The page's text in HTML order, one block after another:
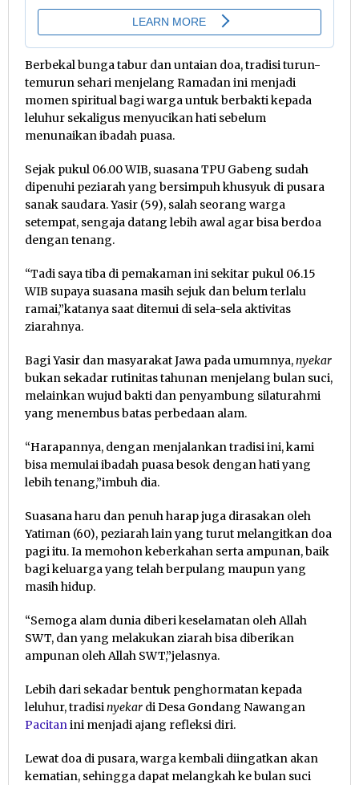
Berbekal bunga tabur dan untaian doa, tradisi turun-
temurun sehari menjelang Ramadan ini menjadi
momen spiritual bagi warga untuk berbakti kepada
leluhur sekaligus menyucikan hati sebelum
menunaikan ibadah puasa.
Sejak pukul 06.00 WIB, suasana TPU Gabeng sudah
dipenuhi peziarah yang bersimpuh khusyuk di pusara
sanak saudara. Yasir (59), salah seorang warga
setempat, sengaja datang lebih awal agar bisa berdoa
dengan tenang.
“Tadi saya tiba di pemakaman ini sekitar pukul 06.15
WIB supaya suasana masih sejuk dan belum terlalu
ramai,”katanya saat ditemui di sela-sela aktivitas
ziarahnya.
Bagi Yasir dan masyarakat Jawa pada umumnya,nyekar
bukan sekadar rutinitas tahunan menjelang bulan suci,
melainkan wujud bakti dan penyambung silaturahmi
yang menembus batas perbedaan alam.
“Harapannya, dengan menjalankan tradisi ini, kami
bisa memulai ibadah puasa besok dengan hati yang
lebih tenang,”imbuh dia.
Suasana haru dan penuh harap juga dirasakan oleh
Yatiman (60), peziarah lain yang turut melangitkan doa
pagi itu. Ia memohon keberkahan serta ampunan, baik
bagi keluarga yang telah berpulang maupun yang
masih hidup.
“Semoga alam dunia diberi keselamatan oleh Allah
SWT, dan yang melakukan ziarah bisa diberikan
ampunan oleh Allah SWT,”jelasnya.
Lebih dari sekadar bentuk penghormatan kepada
leluhur, tradisinyekar di Desa Gondang Nawangan
Pacitanini menjadi ajang refleksi diri.
Lewat doa di pusara, warga kembali diingatkan akan
kematian, sehingga dapat melangkah ke bulan suci